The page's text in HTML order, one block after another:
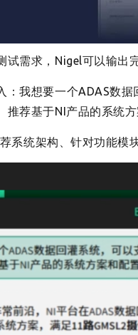
试需求，Nigel可以输出
：我想要一个ADAS数
推荐基于NI产品的系统方
系统架构、针对功能模